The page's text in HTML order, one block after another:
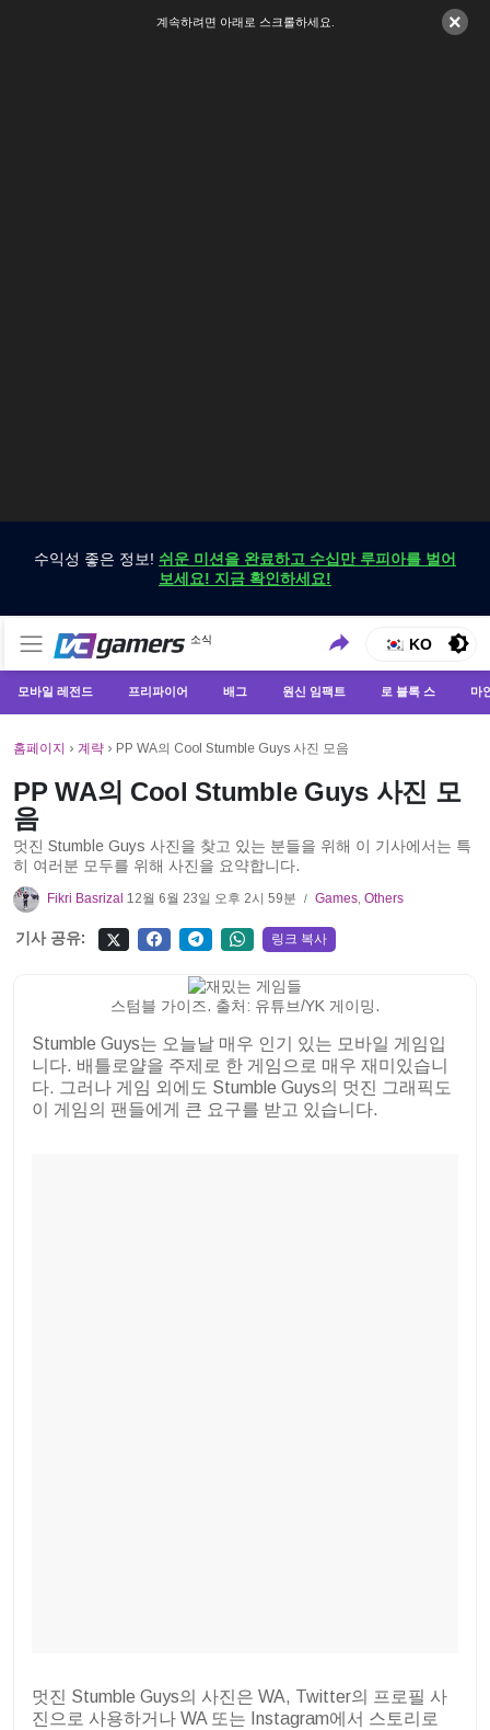
×
계속하려면 아래로 스크롤하세요.
수익성 좋은 정보! 쉬운 미션을 완료하고 수십만 루피아를 벌어
보세요! 지금 확인하세요!
VCGamers 뉴스
소식
VCGamers에서만 최신 게임 뉴스 받기
KO
모바일 레전드 프리파이어 배그 원신 임팩트 로 블록 스 마
홈페이지 › 계략 › PP WA의 Cool Stumble Guys 사진 모음
PP WA의 Cool Stumble Guys 사진 모
음
멋진 Stumble Guys 사진을 찾고 있는 분들을 위해 이 기사에서는 특
히 여러분 모두를 위해 사진을 요약합니다.
Fikri Basrizal 12월 6월 23일 오후 2시 59분 / Games, Others
기사 공유: 링크 복사
스텀블 가이즈. 출처: 유튜브/YK 게이밍.
Stumble Guys는 오늘날 매우 인기 있는 모바일 게임입
니다. 배틀로얄을 주제로 한 게임으로 매우 재미있습니
다. 그러나 게임 외에도 Stumble Guys의 멋진 그래픽도
이 게임의 팬들에게 큰 요구를 받고 있습니다.
멋진 Stumble Guys의 사진은 WA, Twitter의 프로필 사
진으로 사용하거나 WA 또는 Instagram에서 스토리로